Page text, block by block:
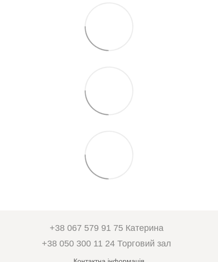
+38 067 579 91 75 Катерина
+38 050 300 11 24 Торговий зал